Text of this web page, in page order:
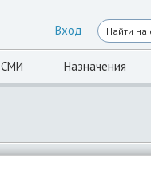
Вход
СМИ Назначения